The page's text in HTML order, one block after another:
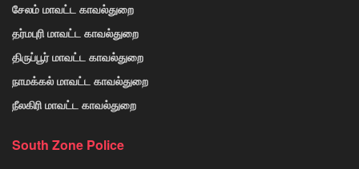
சேலம் மாவட்ட காவல்துறை
தர்மபுரி மாவட்ட காவல்துறை
திருப்பூர் மாவட்ட காவல்துறை
நாமக்கல் மாவட்ட காவல்துறை
நீலகிரி மாவட்ட காவல்துறை
South Zone Police